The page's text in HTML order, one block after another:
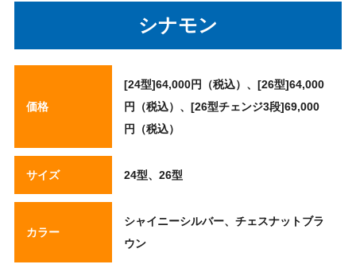
シナモン
価格
[24型]64,000円（税込）、[26型]64,000
円（税込）、[26型チェンジ3段]69,000
円（税込）
サイズ 24型、26型
カラー
シャイニーシルバー、チェスナットブラ
ウン